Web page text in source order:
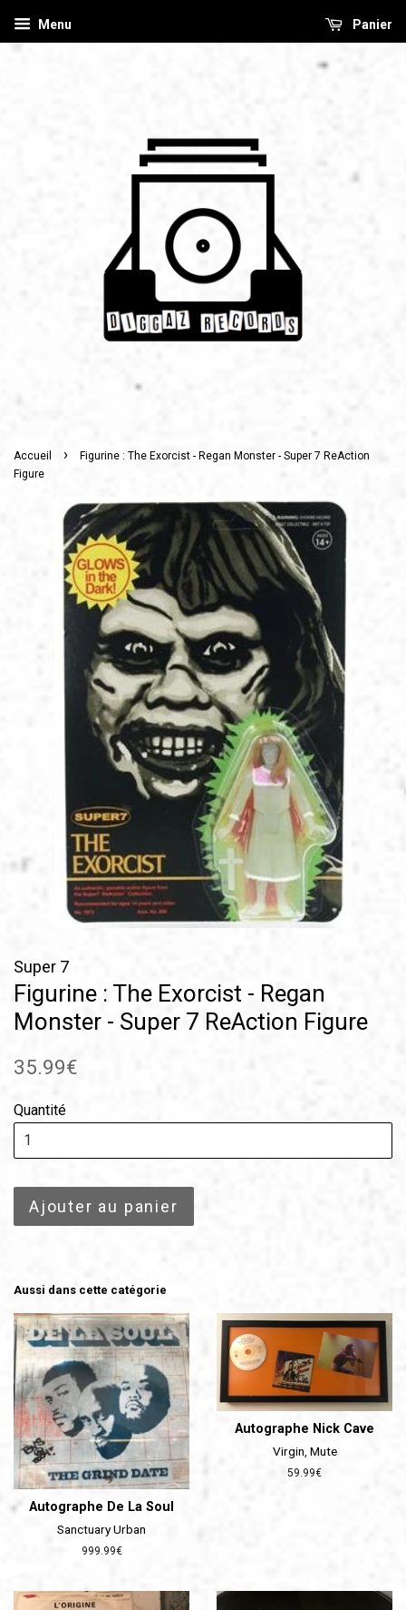
Menu Panier
Accueil ›
Figurine : The Exorcist - Regan Monster - Super 7 ReAction
Figure
Super 7
Figurine : The Exorcist - Regan
Monster - Super 7 ReAction Figure
Prix
35.99€
Quantité
Ajouter au panier
Aussi dans cette catégorie
Autographe De La Soul
Sanctuary Urban
Prix
999.99€
Autographe Nick Cave
Virgin, Mute
Prix
59.99€